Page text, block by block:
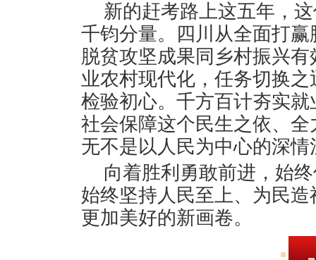
新的赶考路上这五年，
千钧分量。四川从全面打
脱贫攻坚成果同乡村振兴
业农村现代化，任务切换
检验初心。千方百计夯实
社会保障这个民生之依、
无不是以人民为中心的深情
向着胜利勇敢前进，始
始终坚持人民至上、为民
更加美好的新画卷。